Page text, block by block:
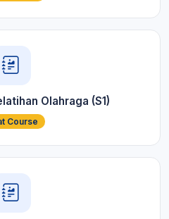
Olahraga (S1)
Course